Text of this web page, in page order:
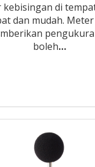
di
dan mudah.
boleh…